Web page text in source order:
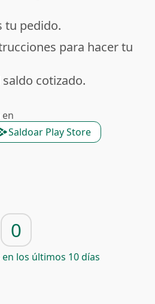
tu pedido.
para hacer tu
cotizado.
Saldoar Play Store
0
los últimos 10 días